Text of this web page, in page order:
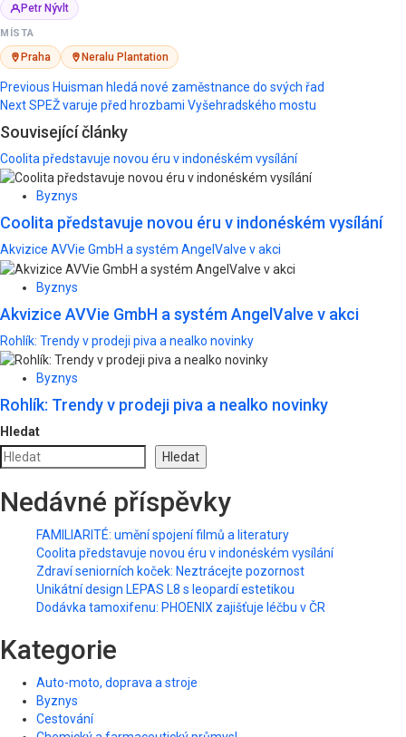
Petr Nývlt
MÍSTA
Praha Neralu Plantation
Post
navigation
Previous Huisman hledá nové zaměstnance do svých řad
NextSPEŽ varuje před hrozbami Vyšehradského mostu
Související články
Coolita představuje novou éru v indonéském vysílání
Byznys
Coolita představuje novou éru v indonéském vysílání
Akvizice AVVie GmbH a systém AngelValve v akci
Byznys
Akvizice AVVie GmbH a systém AngelValve v akci
Rohlík: Trendy v prodeji piva a nealko novinky
Byznys
Rohlík: Trendy v prodeji piva a nealko novinky
Hledat
Hledat
Nedávné příspěvky
FAMILIARITÉ: umění spojení filmů a literatury
Coolita představuje novou éru v indonéském vysílání
Zdraví seniorních koček: Neztrácejte pozornost
Unikátní design LEPAS L8 s leopardí estetikou
Dodávka tamoxifenu: PHOENIX zajišťuje léčbu v ČR
Kategorie
Auto-moto, doprava a stroje
Byznys
Cestování